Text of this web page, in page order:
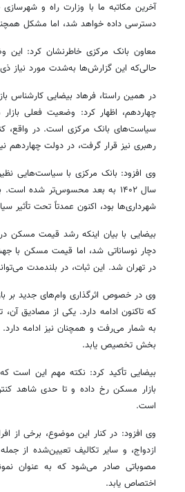
آخرین مکاتبه ما با وزارت راه و
دسترسی داده خواهد شد، اما مشکل
معاون بانک مرکزی خاطرنشان کرد: این
حالی‌که این گزارش‌ها به‌شدت مورد نیاز
در همین راستا، فرهاد بیضایی کارشناس
چهاردهم، اظهار کرد: وضعیت فعلی
سیاست‌های بانک مرکزی است. در واقع،
رهبری نیز قرار گرفت، در دولت چهاردهم
وی افزود: بانک مرکزی با سیاست‌هایی نظیر
سال ۱۴۰۲ به بعد محسوس‌تر شده
شهرداری‌ها بود، اکنون عمدتاً تحت تأثیر
بیضایی با بیان اینکه رشد قیمت مسکن
دچار نوساناتی شد، اما قیمت مسکن
در تهران شد. این ثبات، در بلندمدت
وی در خصوص اثرگذاری وام‌های جدید بر
که تاکنون ادامه دارد. یکی از مصادیق
به شمار می‌رفت و همچنان نیز ادامه
بخش تخصیص یابد.‌
بیضایی تأکید کرد: نکته مهم این است
بازار مسکن رخ داده و تا حدی شاهد
است.
وی افزود: در کنار این موضوع، برخی از
ازدواج، و سایر تکالیف تعیین‌شده از
مصوباتی صادر می‌شود که به عنوان
اختصاص یابد.